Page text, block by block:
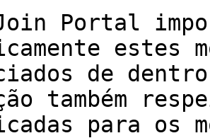
Portal
estes
de
também
para os